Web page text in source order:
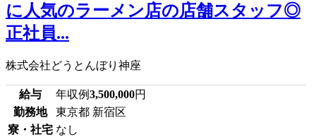
に人気のラーメン店の店舗スタッフ◎
正社員...
株式会社どうとんぼり神座
給与 年収例3,500,000円
勤務地
東京都 新宿区
寮・社宅 なし